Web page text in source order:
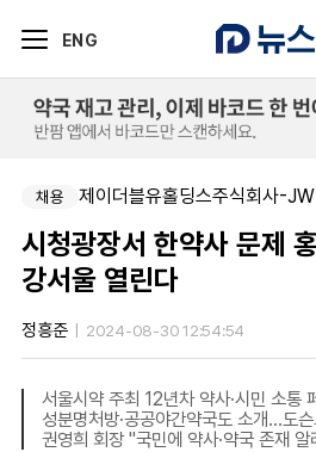
ENG
채용
시청광장서 한약사 문제
강서울 열린다
정흥준 2024-08-30 12:54:54
서울시약 주최 12년차 약사·시민 소통
성분명처방·공공야간약국도 소개...도
권영희 회장 "국민에 약사·약국 존재